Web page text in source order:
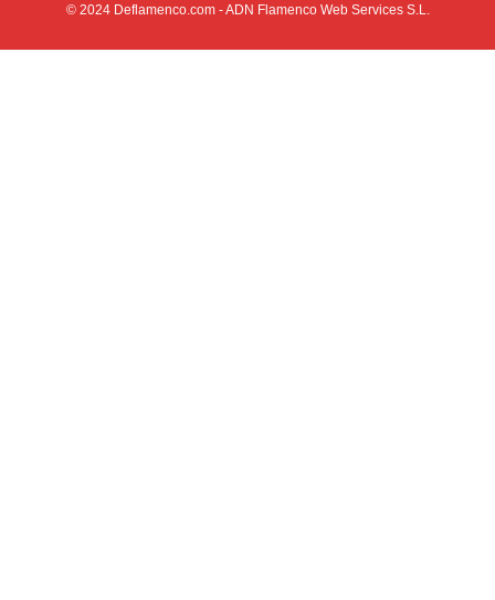
© 2024 Deflamenco.com- ADN Flamenco Web Services S.L.